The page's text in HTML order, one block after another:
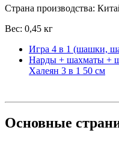
Страна производства:
Вес: 0,45 кг
Игра 4 в 1 (шашки,
Нарды + шахматы +
Халеян 3 в 1 50 см
Основные